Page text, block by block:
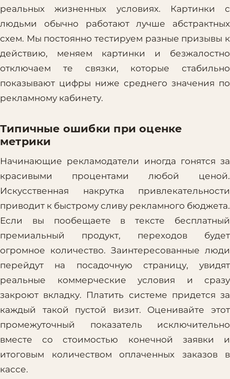
реальных жизненных условиях. Картинки с
людьми обычно работают лучше абстрактных
схем. Мы постоянно тестируем разные призывы к
действию, меняем картинки и безжалостно
отключаем те связки, которые стабильно
показывают цифры ниже среднего значения по
рекламному кабинету.
Типичные ошибки при оценке
метрики
Начинающие рекламодатели иногда гонятся за
красивыми процентами любой ценой.
Искусственная накрутка привлекательности
приводит к быстрому сливу рекламного бюджета.
Если вы пообещаете в тексте бесплатный
премиальный продукт, переходов будет
огромное количество. Заинтересованные люди
перейдут на посадочную страницу, увидят
реальные коммерческие условия и сразу
закроют вкладку. Платить системе придется за
каждый такой пустой визит. Оценивайте этот
промежуточный показатель исключительно
вместе со стоимостью конечной заявки и
итоговым количеством оплаченных заказов в
кассе.